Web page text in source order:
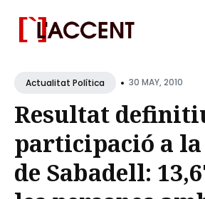
forActualitat Política • 30 MAY, 2010
Resultat
participació a
de Sabadell: